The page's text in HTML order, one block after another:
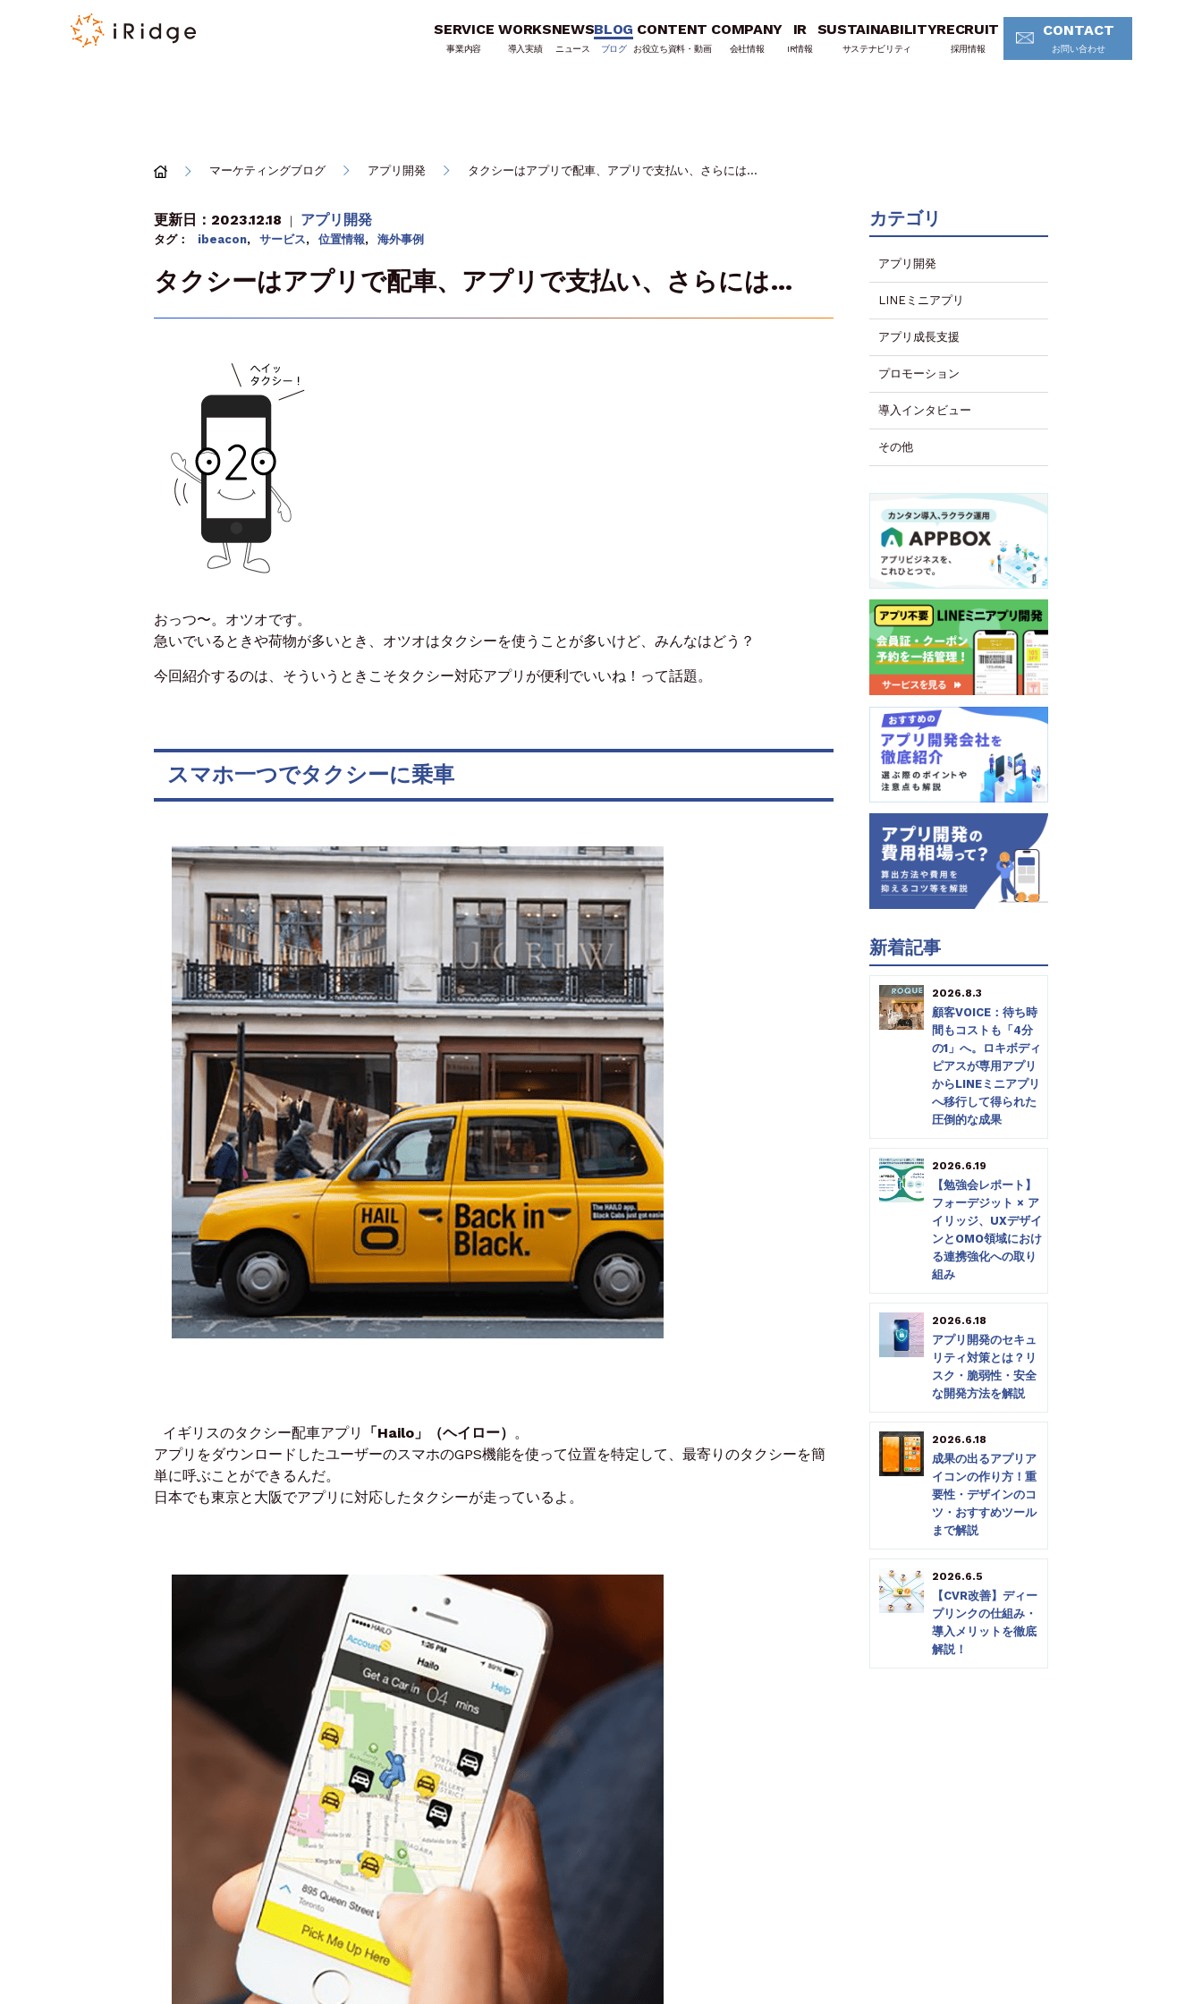
SERVICE
事業内容
WORKS
導入実績
NEWS
ニュース
BLOG
ブログ
CONTENT
お役立ち資料・動画
COMPANY
会社情報
IR
IR情報
SUSTAINABILITY
サステナビリティ
RECRUIT
採用情報
CONTACT
お問い合わせ
マーケティングブログ アプリ開発 タクシーはアプリで配車、アプリで支払い、さらには…
更新日：2023.12.18 ｜ アプリ開発
タグ： ibeacon, サービス, 位置情報, 海外事例
タクシーはアプリで配車、アプリで支払い、さらには…
おっつ〜。オツオです。
急いでいるときや荷物が多いとき、オツオはタクシーを使うことが多いけど、みんなはどう？
今回紹介するのは、そういうときこそタクシー対応アプリが便利でいいね！って話題。
スマホ一つでタクシーに乗車
イギリスのタクシー配車アプリ 「Hailo」（ヘイロー） 。
アプリをダウンロードしたユーザーのスマホのGPS機能を使って位置を特定して、最寄りのタクシーを簡
単に呼ぶことができるんだ。
日本でも東京と大阪でアプリに対応したタクシーが走っているよ。
カテゴリ
アプリ開発
LINEミニアプリ
アプリ成長支援
プロモーション
導入インタビュー
その他
新着記事
2026.8.3
顧客VOICE：待ち時
間もコストも「4分
の1」へ。ロキボディ
ピアスが専用アプリ
からLINEミニアプリ
へ移行して得られた
圧倒的な成果
2026.6.19
【勉強会レポート】
フォーデジット × ア
イリッジ、UXデザイ
ンとOMO領域におけ
る連携強化への取り
組み
2026.6.18
アプリ開発のセキュ
リティ対策とは？リ
スク・脆弱性・安全
な開発方法を解説
2026.6.18
成果の出るアプリア
イコンの作り方！重
要性・デザインのコ
ツ・おすすめツール
まで解説
2026.6.5
【CVR改善】ディー
プリンクの仕組み・
導入メリットを徹底
解説！